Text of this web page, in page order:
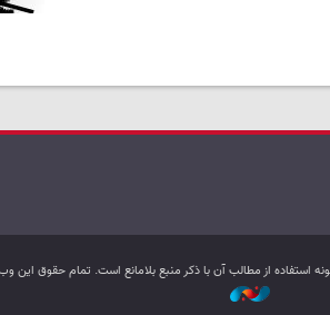
استفاده از مطالب آن با ذکر منبع بلامانع است. تمام حقوق